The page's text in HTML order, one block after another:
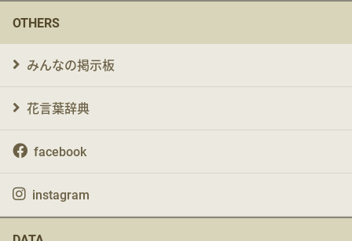
OTHERS
みんなの掲示板
花言葉辞典
facebook
instagram